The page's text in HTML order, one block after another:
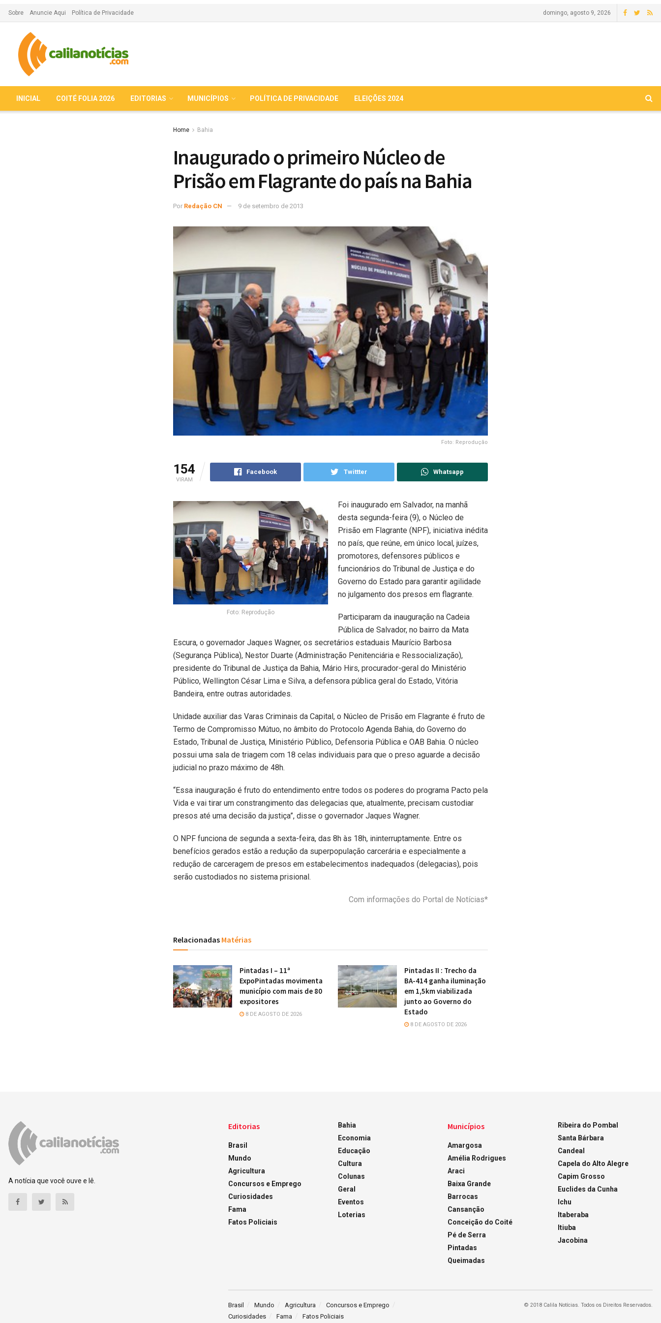
Sobre Anuncie Aqui Política de Privacidade domingo, agosto 9, 2026
INICIAL COITÉ FOLIA 2026 EDITORIAS MUNICÍPIOS POLÍTICA DE PRIVACIDADE ELEIÇÕES 2024
Home Bahia
Inaugurado o primeiro Núcleo de
Prisão em Flagrante do país na Bahia
Por Redação CN 9 de setembro de 2013
Foto: Reprodução
154
VIRAM
Facebook Twittter Whatsapp
Foto: Reprodução
Foi inaugurado em Salvador, na manhã
desta segunda-feira (9), o Núcleo de
Prisão em Flagrante (NPF), iniciativa inédita
no país, que reúne, em único local, juízes,
promotores, defensores públicos e
funcionários do Tribunal de Justiça e do
Governo do Estado para garantir agilidade
no julgamento dos presos em flagrante.
Participaram da inauguração na Cadeia
Pública de Salvador, no bairro da Mata
Escura, o governador Jaques Wagner, os secretários estaduais Maurício Barbosa
(Segurança Pública), Nestor Duarte (Administração Penitenciária e Ressocialização),
presidente do Tribunal de Justiça da Bahia, Mário Hirs, procurador-geral do Ministério
Público, Wellington César Lima e Silva, a defensora pública geral do Estado, Vitória
Bandeira, entre outras autoridades.
Unidade auxiliar das Varas Criminais da Capital, o Núcleo de Prisão em Flagrante é fruto de
Termo de Compromisso Mútuo, no âmbito do Protocolo Agenda Bahia, do Governo do
Estado, Tribunal de Justiça, Ministério Público, Defensoria Pública e OAB Bahia. O núcleo
possui uma sala de triagem com 18 celas individuais para que o preso aguarde a decisão
judicial no prazo máximo de 48h.
“Essa inauguração é fruto do entendimento entre todos os poderes do programa Pacto pela
Vida e vai tirar um constrangimento das delegacias que, atualmente, precisam custodiar
presos até uma decisão da justiça”, disse o governador Jaques Wagner.
O NPF funciona de segunda a sexta-feira, das 8h às 18h, ininterruptamente. Entre os
benefícios gerados estão a redução da superpopulação carcerária e especialmente a
redução de carceragem de presos em estabelecimentos inadequados (delegacias), pois
serão custodiados no sistema prisional.
Com informações do Portal de Notícias*
Relacionadas Matérias
Pintadas I – 11ª
ExpoPintadas movimenta
município com mais de 80
expositores
8 DE AGOSTO DE 2026
Pintadas II : Trecho da
BA-414 ganha iluminação
em 1,5km viabilizada
junto ao Governo do
Estado
8 DE AGOSTO DE 2026
A notícia que você ouve e lê.
Editorias
Brasil
Mundo
Agricultura
Concursos e Emprego
Curiosidades
Fama
Fatos Policiais
Bahia
Economia
Educação
Cultura
Colunas
Geral
Eventos
Loterias
Municípios
Amargosa
Amélia Rodrigues
Araci
Baixa Grande
Barrocas
Cansanção
Conceição do Coité
Pé de Serra
Pintadas
Queimadas
Ribeira do Pombal
Santa Bárbara
Candeal
Capela do Alto Alegre
Capim Grosso
Euclides da Cunha
Ichu
Itaberaba
Itiuba
Jacobina
Brasil Mundo Agricultura
Concursos e Emprego
Curiosidades
Fama Fatos Policiais
© 2018 Calila Notícias. Todos os Direitos Reservados.